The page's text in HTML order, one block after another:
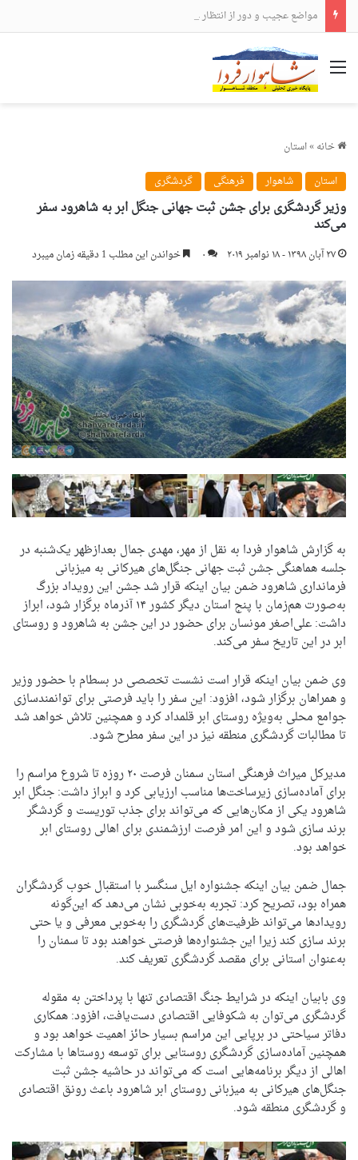
مواضع عجیب و دور از انتظار علی لاریجانی
منو
خانه»استان
استان
شاهوار فرهنگی گردشگری
وزیر گردشگری برای جشن ثبت جهانی جنگل ابر به شاهرود سفر
می‌کند
۲۷ آبان ۱۳۹۸ - ۱۸ نوامبر ۲۰۱۹ ۰ خواندن این مطلب 1 دقیقه زمان میبرد
به گزارش شاهوار فردا به نقل از مهر، مهدی جمال بعدازظهر یک‌شنبه در
جلسه هماهنگی جشن ثبت جهانی جنگل‌های هیرکانی به میزبانی
فرمانداری شاهرود ضمن بیان اینکه قرار شد جشن این رویداد بزرگ
به‌صورت هم‌زمان با پنج استان دیگر کشور ۱۴ آذرماه برگزار شود، ابراز
داشت: علی‌اصغر مونسان برای حضور در این جشن به شاهرود و روستای
ابر در این تاریخ سفر می‌کند.
وی ضمن بیان اینکه قرار است نشست تخصصی در بسطام با حضور وزیر
و همراهان برگزار شود، افزود: این سفر را باید فرصتی برای توانمندسازی
جوامع محلی به‌ویژه روستای ابر قلمداد کرد و همچنین تلاش خواهد شد
تا مطالبات گردشگری منطقه نیز در این سفر مطرح شود.
مدیرکل میراث فرهنگی استان سمنان فرصت ۲۰ روزه تا شروع مراسم را
برای آماده‌سازی زیرساخت‌ها مناسب ارزیابی کرد و ابراز داشت: جنگل ابر
شاهرود یکی از مکان‌هایی که می‌تواند برای جذب توریست و گردشگر
برند سازی شود و این امر فرصت ارزشمندی برای اهالی روستای ابر
خواهد بود.
جمال ضمن بیان اینکه جشنواره ایل سنگسر با استقبال خوب گردشگران
همراه بود، تصریح کرد: تجربه به‌خوبی نشان می‌دهد که این‌گونه
رویدادها می‌تواند ظرفیت‌های گردشگری را به‌خوبی معرفی و یا حتی
برند سازی کند زیرا این جشنواره‌ها فرصتی خواهند بود تا سمنان را
به‌عنوان استانی برای مقصد گردشگری تعریف کند.
وی بابیان اینکه در شرایط جنگ اقتصادی تنها با پرداختن به مقوله
گردشگری می‌توان به شکوفایی اقتصادی دست‌یافت، افزود: همکاری
دفاتر سیاحتی در برپایی این مراسم بسیار حائز اهمیت خواهد بود و
همچنین آماده‌سازی گردشگری روستایی برای توسعه روستاها با مشارکت
اهالی از دیگر برنامه‌هایی است که می‌تواند در حاشیه جشن ثبت
جنگل‌های هیرکانی به میزبانی روستای ابر شاهرود باعث رونق اقتصادی
و گردشگری منطقه شود.